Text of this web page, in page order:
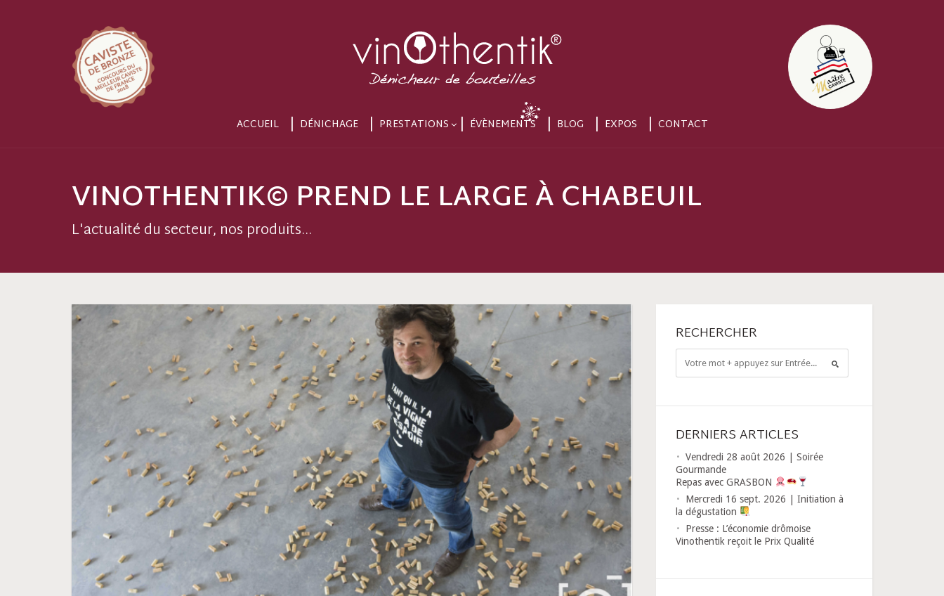
ACCUEIL DÉNICHAGE PRESTATIONS ÉVÈNEMENTS BLOG EXPOS CONTACT
VINOTHENTIK© PREND LE LARGE À CHABEUIL
L'actualité du secteur, nos produits...
RECHERCHER
DERNIERS ARTICLES
Vendredi 28 août 2026 | Soirée
Gourmande
Repas avec GRASBON
Mercredi 16 sept. 2026 | Initiation à
la dégustation
Presse : L’économie drômoise
Vinothentik reçoit le Prix Qualité